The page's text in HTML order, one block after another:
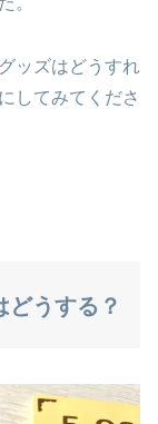
ッズはどうすれ
してみてくださ
うする？